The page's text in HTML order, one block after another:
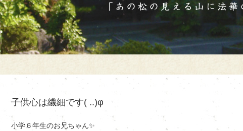
子供心は繊細です( ..)φ
小学６年生のお兄ちゃん✨